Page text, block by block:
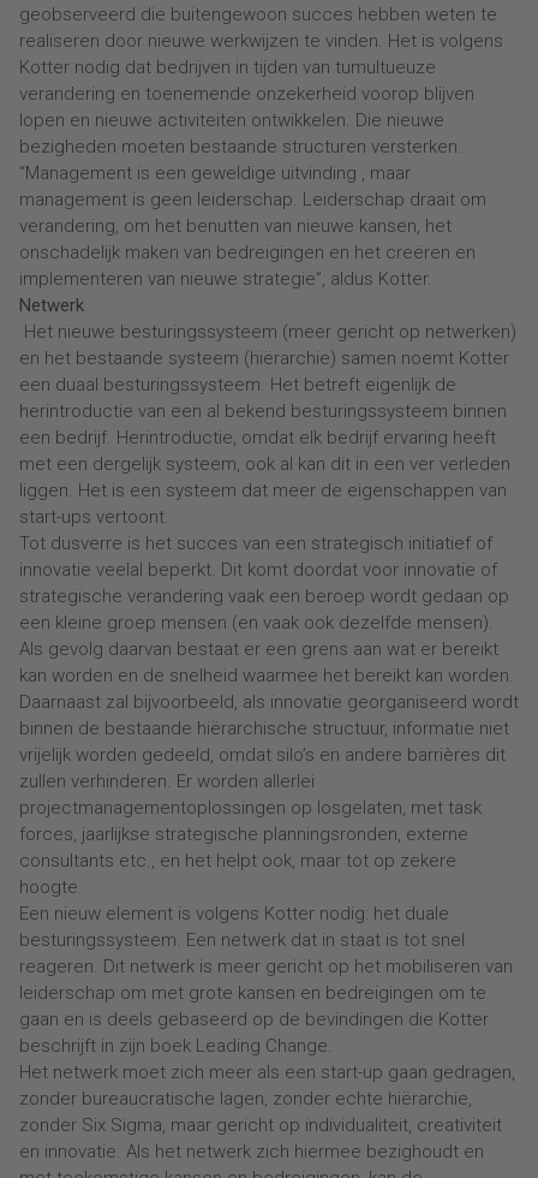
geobserveerd die buitengewoon succes hebben weten te
realiseren door nieuwe werkwijzen te vinden. Het is volgens
Kotter nodig dat bedrijven in tijden van tumultueuze
verandering en toenemende onzekerheid voorop blijven
lopen en nieuwe activiteiten ontwikkelen. Die nieuwe
bezigheden moeten bestaande structuren versterken.
“Management is een geweldige uitvinding , maar
management is geen leiderschap. Leiderschap draait om
verandering, om het benutten van nieuwe kansen, het
onschadelijk maken van bedreigingen en het creëren en
implementeren van nieuwe strategie”, aldus Kotter.
Netwerk
Het nieuwe besturingssysteem (meer gericht op netwerken)
en het bestaande systeem (hiërarchie) samen noemt Kotter
een duaal besturingssysteem. Het betreft eigenlijk de
herintroductie van een al bekend besturingssysteem binnen
een bedrijf. Herintroductie, omdat elk bedrijf ervaring heeft
met een dergelijk systeem, ook al kan dit in een ver verleden
liggen. Het is een systeem dat meer de eigenschappen van
start-ups vertoont.
Tot dusverre is het succes van een strategisch initiatief of
innovatie veelal beperkt. Dit komt doordat voor innovatie of
strategische verandering vaak een beroep wordt gedaan op
een kleine groep mensen (en vaak ook dezelfde mensen).
Als gevolg daarvan bestaat er een grens aan wat er bereikt
kan worden en de snelheid waarmee het bereikt kan worden.
Daarnaast zal bijvoorbeeld, als innovatie georganiseerd wordt
binnen de bestaande hiërarchische structuur, informatie niet
vrijelijk worden gedeeld, omdat silo’s en andere barrières dit
zullen verhinderen. Er worden allerlei
projectmanagementoplossingen op losgelaten, met task
forces, jaarlijkse strategische planningsronden, externe
consultants etc., en het helpt ook, maar tot op zekere
hoogte.
Een nieuw element is volgens Kotter nodig: het duale
besturingssysteem. Een netwerk dat in staat is tot snel
reageren. Dit netwerk is meer gericht op het mobiliseren van
leiderschap om met grote kansen en bedreigingen om te
gaan en is deels gebaseerd op de bevindingen die Kotter
beschrijft in zijn boek Leading Change.
Het netwerk moet zich meer als een start-up gaan gedragen,
zonder bureaucratische lagen, zonder echte hiërarchie,
zonder Six Sigma, maar gericht op individualiteit, creativiteit
en innovatie. Als het netwerk zich hiermee bezighoudt en